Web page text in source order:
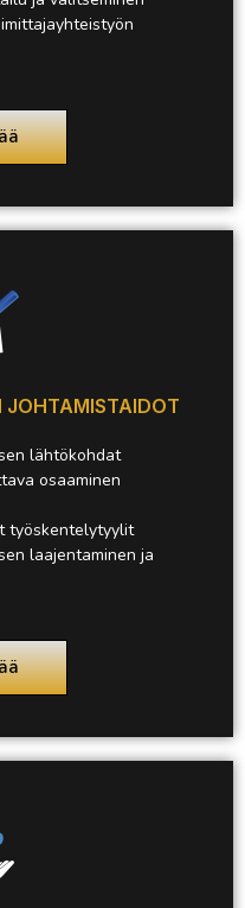
JOHTAMISTAIDOT
lähtökohdat
osaaminen
työskentelytyylit
laajentaminen ja